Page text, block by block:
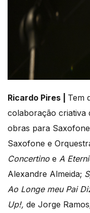
Ricardo Pires | Tem
colaboração criativa
obras para
Saxofone e
Concertino e A
Alexandre Almeida;
Ao Longe meu Pai
Up!, de Jorge